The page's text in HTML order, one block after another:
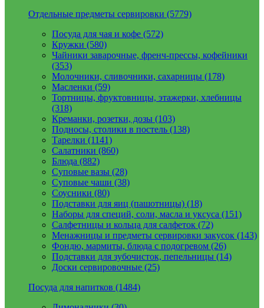
Отдельные предметы сервировки (5779)
Посуда для чая и кофе (572)
Кружки (580)
Чайники заварочные, френч-прессы, кофейники
(353)
Молочники, сливочники, сахарницы (178)
Масленки (59)
Тортницы, фруктовницы, этажерки, хлебницы
(318)
Креманки, розетки, дозы (103)
Подносы, столики в постель (138)
Тарелки (1141)
Салатники (860)
Блюда (882)
Суповые вазы (28)
Суповые чаши (38)
Соусники (80)
Подставки для яиц (пашотницы) (18)
Наборы для специй, соли, масла и уксуса (151)
Салфетницы и кольца для салфеток (72)
Менажницы и предметы сервировки закусок (143)
Фондю, мармиты, блюда с подогревом (26)
Подставки для зубочисток, пепельницы (14)
Доски сервировочные (25)
Посуда для напитков (1484)